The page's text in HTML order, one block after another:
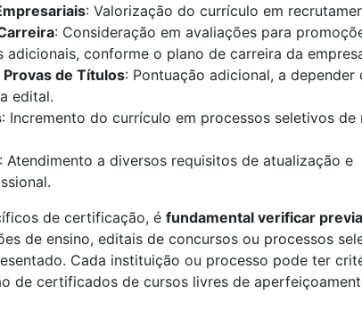
: Valorização do currículo em
: Consideração em avaliações para
adicionais, conforme o plano de carreira da
de Títulos: Pontuação adicional, a depender
edital.
: Incremento do currículo em processos seletivos de
: Atendimento a diversos requisitos de atualização e
de certificação, é fundamental verificar
de ensino, editais de concursos ou processos
Cada instituição ou processo pode ter
de certificados de cursos livres de